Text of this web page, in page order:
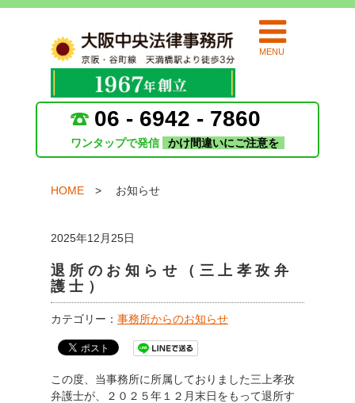
MENU
06 - 6942 - 7860
ワンタップで発信 かけ間違いにご注意を
HOME お知らせ
2025年12月25日
退所のお知らせ（三上孝孜弁
護士）
カテゴリー： 事務所からのお知らせ
この度、当事務所に所属しておりました三上孝孜
弁護士が、２０２５年１２月末日をもって退所す